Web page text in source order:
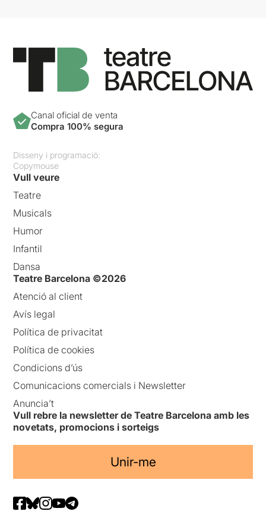
Canal oficial de venta
Compra 100% segura
Disseny i programació:
Copymouse
Vull veure
Teatre
Musicals
Humor
Infantil
Dansa
Teatre Barcelona ©2026
Atenció al client
Avís legal
Política de privacitat
Política de cookies
Condicions d’ús
Comunicacions comercials i Newsletter
Anuncia’t
Vull rebre la newsletter de Teatre Barcelona amb les
novetats, promocions i sorteigs
Unir-me